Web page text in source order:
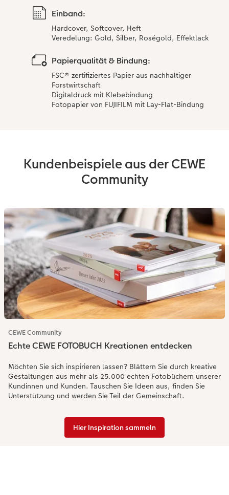
Einband:
Hardcover, Softcover, Heft
Veredelung: Gold, Silber, Roségold, Effektlack
Papierqualität & Bindung:
FSC® zertifiziertes Papier aus nachhaltiger
Forstwirtschaft
Digitaldruck mit Klebebindung
Fotopapier von FUJIFILM mit Lay-Flat-Bindung
Kundenbeispiele aus der CEWE
Community
CEWE Community
Echte CEWE FOTOBUCH Kreationen entdecken
Möchten Sie sich inspirieren lassen? Blättern Sie durch kreative
Gestaltungen aus mehr als 25.000 echten Fotobüchern unserer
Kundinnen und Kunden. Tauschen Sie Ideen aus, finden Sie
Unterstützung und werden Sie Teil der Gemeinschaft.
Hier Inspiration sammeln